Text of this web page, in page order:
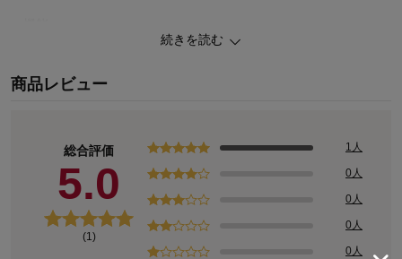
・油性ペンで直接書けてにじみにくいお名前スペース2枚付き
◆GITA（ジータ）
こだわりの機能と豊富なサイズ、デザインバリエーションが魅力の
続きを読む
商品レビュー
総合評価
5.0
(1)
1人
0人
0人
0人
0人